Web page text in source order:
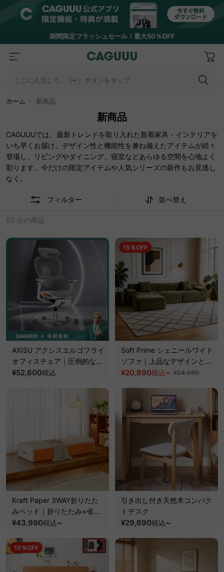
期間限定フラッシュセール！最大50％OFF
ここに入力して、［↵］ボタンをタップ
ホーム 新商品
新商品
CAGUUUでは、最新トレンドを取り入れた新着家具・インテリアを
いち早くお届け。デザイン性と機能性を兼ね備えたアイテムが続々
登場し、リビングやダイニング、寝室などあらゆる空間を心地よく
彩ります。今だけの限定アイテムや人気シリーズの新作もお見逃し
なく。
フィルター 並べ替え
52 点の商品
AXISU アクシスエルゴフライ
オフィスチェア｜圧倒的な追
従機能とフルサポート構造
¥52,800税込
15％OFF
Soft Prime シェニールワイド
ソファ｜上品なデザインと優
れた耐久性【色カスタマイズ
¥20,890税込~ ¥24,590
Kraft Paper 3WAY折りたた
みベッド｜折りたたみ×省ス
ペース収納
¥43,990税込~
引き出し付き天然木コンパク
トデスク
¥29,690税込~
10％OFF